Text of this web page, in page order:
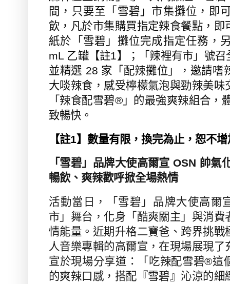
間，只要至「雪碧」市集攤位，即
飲，凡於市集購買指定辣食餐點，
紙於「雪碧」攤位完成指定任務，
mL 乙罐【註1】；「辣裡有市」號
並精選 28 家「配辣攤位」，邀請嗜
大啖辣食，感受檸檬氣泡與勁辣美
「辣食配雪碧®」的最強爽辣組合，
致暢快。
【註1】數量有限，換完為止，恕不
「雪碧」品牌大使高爾宣OSN 帥氣
暢飲、爽辣歡呼掀全場熱情
活動當日，「雪碧」品牌大使高爾
市」舞台，化身「酷爽關主」與消
情能量。近期升格二寶爸、跨界挑
人音樂專輯的高爾宣，在現場展現
宣於現場分享道：「吃辣配雪碧®這
的爽辣口感，搭配『雪碧』沁涼的